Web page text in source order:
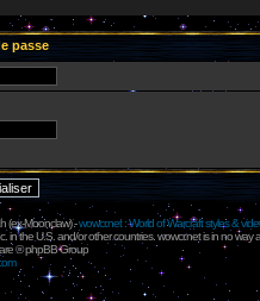
passe
(ex-Moonclaw) -wowcr.net : World of Warcraft styles &
the U.S. and/or other countries. wowcr.net is in no way
© phpBB Group